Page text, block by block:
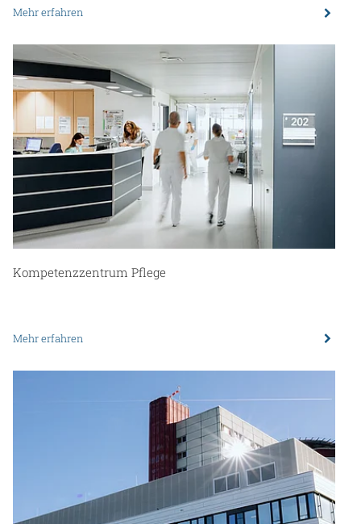
Mehr erfahren
Kompetenzzentrum Pflege
Mehr erfahren